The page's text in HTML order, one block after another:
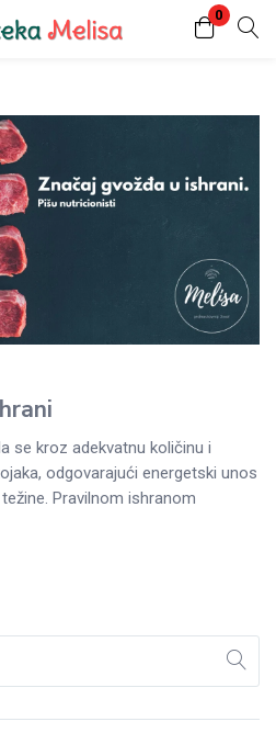
0
Register
to login.
Lost password?
se kroz adekvatnu količinu i
odgovarajući energetski unos
Pravilnom ishranom